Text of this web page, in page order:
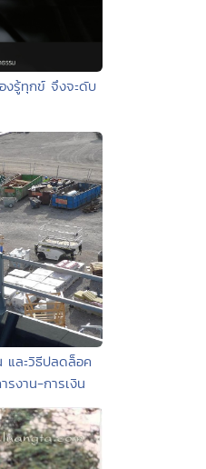
งรู้ทุกข์ จึงจะดับ
และวิธีปลดล็อค
งาน-การเงิน